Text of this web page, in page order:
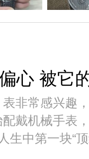
心 被它
非常感兴趣
戴机械手表
生中第一块“